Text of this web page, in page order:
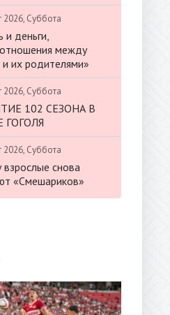
2026, Суббота
и деньги,
между
их родителями»
2026, Суббота
102 СЕЗОНА В
ГОГОЛЯ
2026, Суббота
снова
«Смешариков»